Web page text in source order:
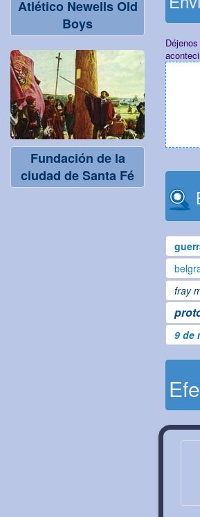
Atlético Newells Old
Boys
Fundación de la
ciudad de Santa Fé
fray
9 de